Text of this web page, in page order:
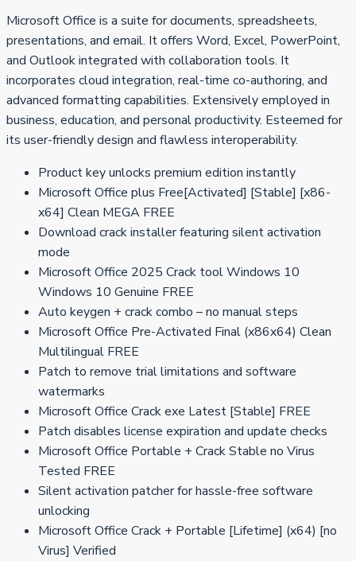
Microsoft Office is a suite for documents, spreadsheets,
presentations, and email. It offers Word, Excel, PowerPoint,
and Outlook integrated with collaboration tools. It
incorporates cloud integration, real-time co-authoring, and
advanced formatting capabilities. Extensively employed in
business, education, and personal productivity. Esteemed for
its user-friendly design and flawless interoperability.
Product key unlocks premium edition instantly
Microsoft Office plus Free[Activated] [Stable] [x86-
x64] Clean MEGA FREE
Download crack installer featuring silent activation
mode
Microsoft Office 2025 Crack tool Windows 10
Windows 10 Genuine FREE
Auto keygen + crack combo – no manual steps
Microsoft Office Pre-Activated Final (x86x64) Clean
Multilingual FREE
Patch to remove trial limitations and software
watermarks
Microsoft Office Crack exe Latest [Stable] FREE
Patch disables license expiration and update checks
Microsoft Office Portable + Crack Stable no Virus
Tested FREE
Silent activation patcher for hassle-free software
unlocking
Microsoft Office Crack + Portable [Lifetime] (x64) [no
Virus] Verified